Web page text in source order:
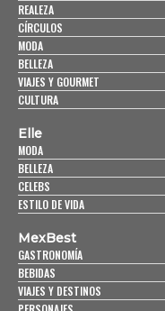
REALEZA
CÍRCULOS
MODA
BELLEZA
VIAJES Y GOURMET
CULTURA
Elle
MODA
BELLEZA
CELEBS
ESTILO DE VIDA
MexBest
GASTRONOMÍA
BEBIDAS
VIAJES Y DESTINOS